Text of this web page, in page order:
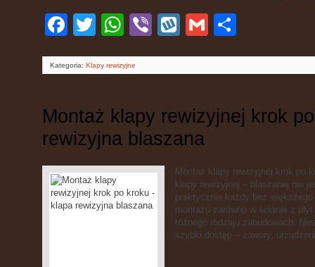
Facebook
Twitter WhatsApp
Viber WykopGmail
Kategoria: Klapy rewizyjne
Montaż klapy rewizyjnej krok
rewizyjna blaszana
Montaż klapy rewizyjnej krok po
klapy rewizyjnej – blaszanej nie
praktycznie każdy bez
montażu zarówno w ścianie z
różnego rodzaju zabudowach.
szybki dostęp – zawory,